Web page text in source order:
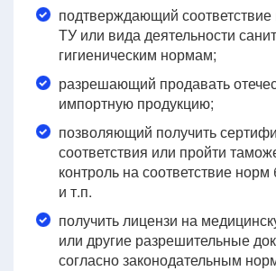
подтверждающий соответствие
ТУ или вида деятельности
гигиеническим нормам;
разрешающий продавать
импортную продукцию;
позволяющий получить
соответствия или пройти
контроль на соответствие норм
и т.п.
получить лицензи на
или другие разрешительные
согласно законодательным